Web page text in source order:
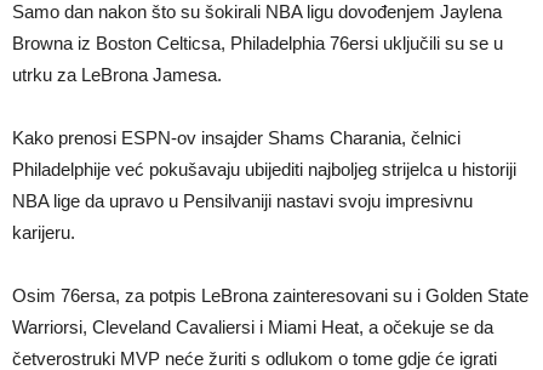
Samo dva fudbalska velikana uspjela su ostvariti “nemoguće”! Jedan
od njih je Messi, znate li ko je drugi?
Прijelom u transferu Romera? Inter nema dovoljno sredstava,
Samo dan nakon što su šokirali NBA ligu dovođenjem Jaylena
Browna iz Boston Celticsa, Philadelphia 76ersi uključili su se u
utrku za LeBrona Jamesa.
Kako prenosi ESPN-ov insajder Shams Charania, čelnici
Philadelphije već pokušavaju ubijediti najboljeg strijelca u historiji
NBA lige da upravo u Pensilvaniji nastavi svoju impresivnu
karijeru.
Osim 76ersa, za potpis LeBrona zainteresovani su i Golden State
Warriorsi, Cleveland Cavaliersi i Miami Heat, a očekuje se da
četverostruki MVP neće žuriti s odlukom o tome gdje će igrati